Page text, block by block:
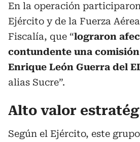
En la operación
Ejército y de la Fuerza
Fiscalía, que “lograron
contundente una
Enrique León Guerra del
alias Sucre”.
Alto valor
Según el Ejército, este